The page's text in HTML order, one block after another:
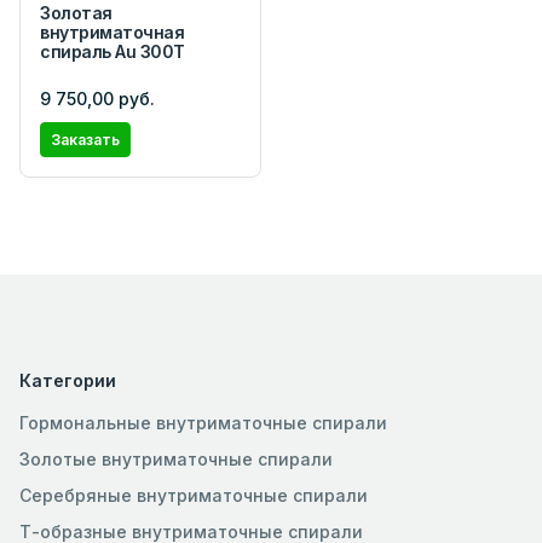
Золотая
внутриматочная
спираль Au 300Т
9 750,00 руб.
Заказать
Категории
Гормональные внутриматочные спирали
Золотые внутриматочные спирали
Серебряные внутриматочные спирали
Т-образные внутриматочные спирали